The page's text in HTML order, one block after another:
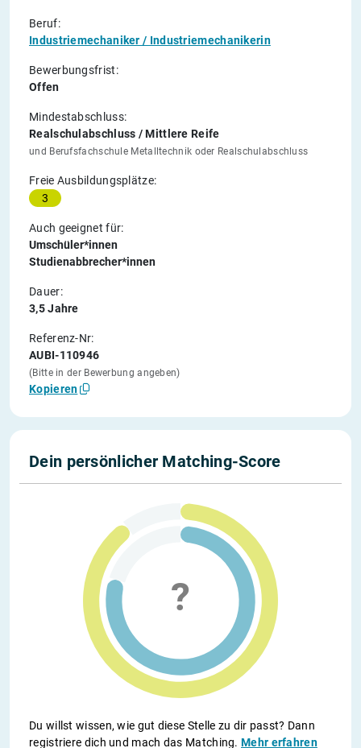
Beruf:
Industriemechaniker / Industriemechanikerin
Bewerbungsfrist:
Offen
Mindestabschluss:
Realschulabschluss / Mittlere Reife
und Berufsfachschule Metalltechnik oder Realschulabschluss
Freie Ausbildungsplätze:
3
Auch geeignet für:
Umschüler*innen
Studienabbrecher*innen
Dauer:
3,5 Jahre
Referenz-Nr:
AUBI-110946
(Bitte in der Bewerbung angeben)
Kopieren
Dein persönlicher Matching-Score
Du willst wissen, wie gut diese Stelle zu dir passt? Dann
registriere dich und mach das Matching.Mehr erfahren